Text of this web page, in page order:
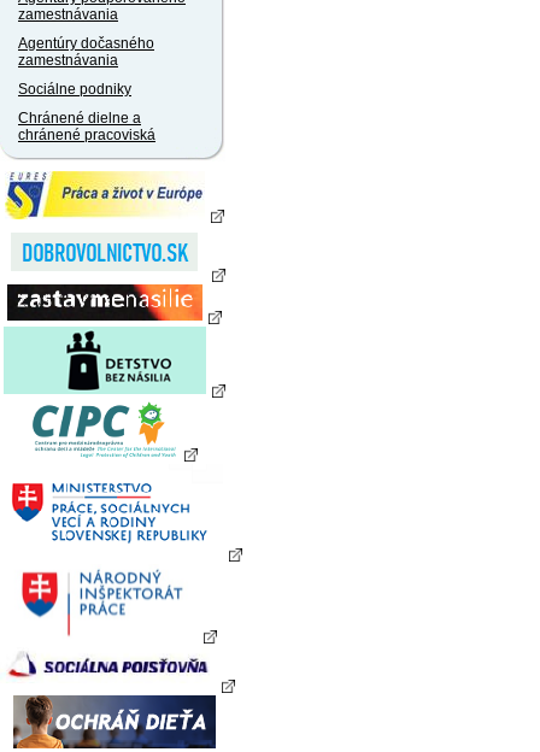
zamestnávania
Agentúry dočasného
zamestnávania
Sociálne podniky
Chránené dielne a
chránené pracoviská